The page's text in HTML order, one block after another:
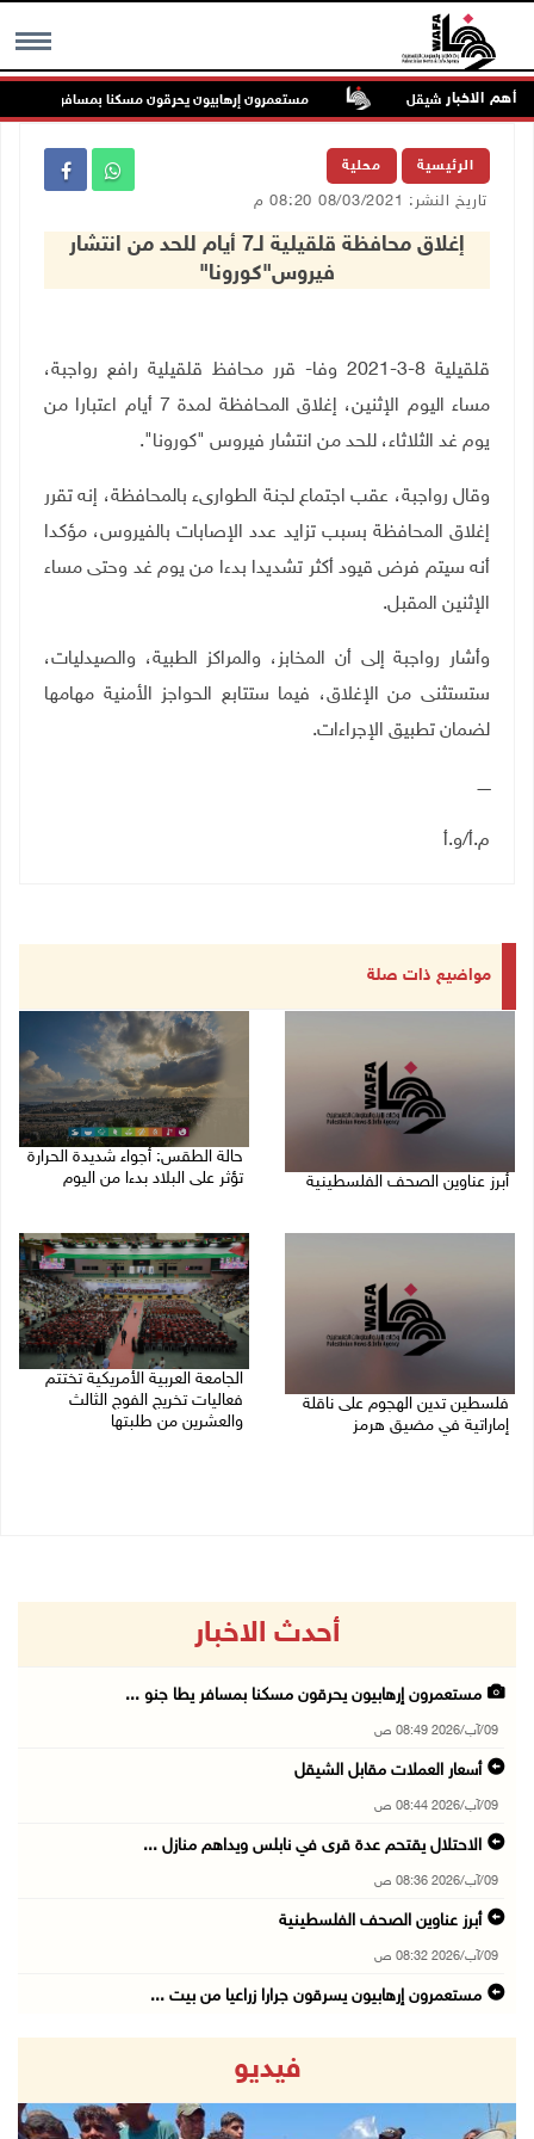
MENU أهم الاخبار
مقابل الشيقل مستعمرون إرهابيون يحرقون مسكنا بمسافر يطا جنوب
الرئيسية محلية
تاريخ النشر: 08/03/2021 08:20 م
إغلاق محافظة قلقيلية لـ7 أيام للحد من انتشار
فيروس"كورونا"
قلقيلية 8-3-2021 وفا- قرر محافظ قلقيلية رافع رواجبة،
مساء اليوم الإثنين، إغلاق المحافظة لمدة 7 أيام اعتبارا من
يوم غد الثلاثاء، للحد من انتشار فيروس "كورونا".
وقال رواجبة، عقب اجتماع لجنة الطوارىء بالمحافظة، إنه تقرر
إغلاق المحافظة بسبب تزايد عدد الإصابات بالفيروس، مؤكدا
أنه سيتم فرض قيود أكثر تشديدا بدءا من يوم غد وحتى مساء
الإثنين المقبل.
وأشار رواجبة إلى أن المخابز، والمراكز الطبية، والصيدليات،
ستستثنى من الإغلاق، فيما ستتابع الحواجز الأمنية مهامها
لضمان تطبيق الإجراءات.
ـــــ
م.أ/و.أ
مواضيع ذات صلة
أبرز عناوين الصحف الفلسطينية
حالة الطقس: أجواء شديدة الحرارة
تؤثر على البلاد بدءا من اليوم
فلسطين تدين الهجوم على ناقلة
إماراتية في مضيق هرمز
الجامعة العربية الأمريكية تختتم
فعاليات تخريج الفوج الثالث
والعشرين من طلبتها
أحدث الاخبار
مستعمرون إرهابيون يحرقون مسكنا بمسافر يطا جنو ...
09/آب/2026 08:49 ص
أسعار العملات مقابل الشيقل
09/آب/2026 08:44 ص
الاحتلال يقتحم عدة قرى في نابلس ويداهم منازل ...
09/آب/2026 08:36 ص
أبرز عناوين الصحف الفلسطينية
09/آب/2026 08:32 ص
مستعمرون إرهابيون يسرقون جرارا زراعيا من بيت ...
حملة في الولايات المتحدة تدعو الأطباء لمقاطعة ...
09/آب/2026 08:27 ص
فيديو